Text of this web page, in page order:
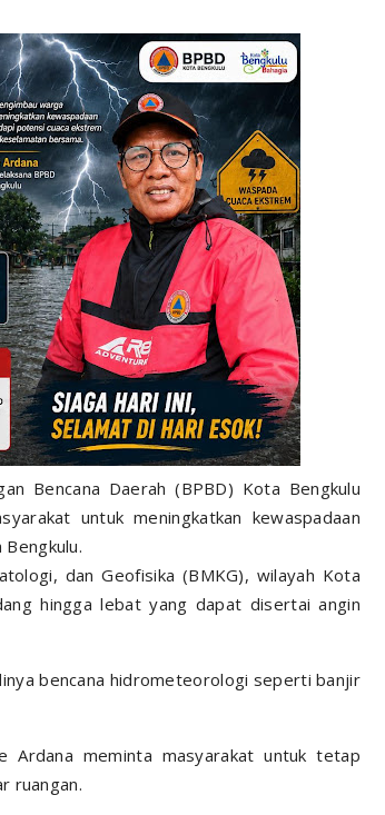
Bencana Daerah (BPBD) Kota Bengkulu
untuk meningkatkan kewaspadaan
dan Geofisika (BMKG), wilayah Kota
hingga lebat yang dapat disertai angin
bencana hidrometeorologi seperti banjir
Ardana meminta masyarakat untuk tetap
ruangan.